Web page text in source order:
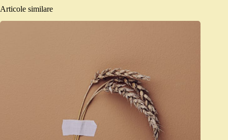
Articole similare